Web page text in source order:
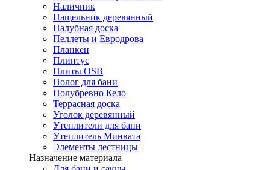
Наличник
Нащельник деревянный
Палубная доска
Пеллеты и Евродрова
Планкен
Плинтус
Плиты OSB
Полог для бани
Полубревно Кело
Террасная доска
Уголок деревянный
Утеплители для бани
Утеплитель Минвата
Элементы лестницы
Назначение материала